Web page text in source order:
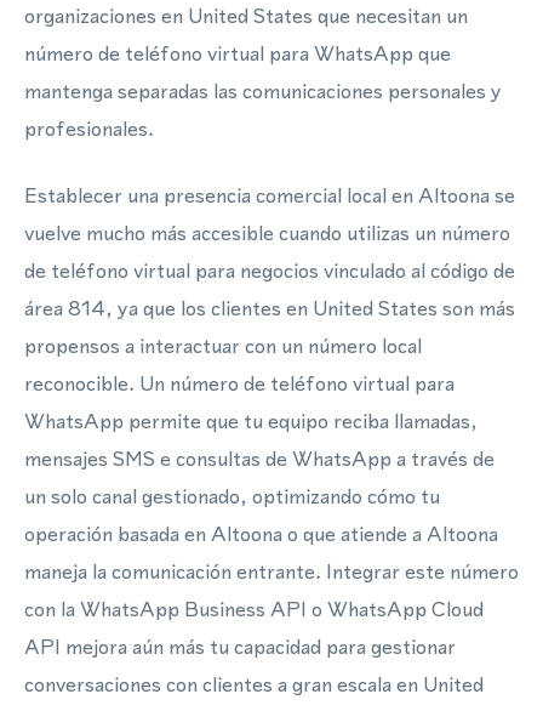
organizaciones en United States que necesitan un
número de teléfono virtual para WhatsApp que
mantenga separadas las comunicaciones personales y
profesionales.
Establecer una presencia comercial local en Altoona se
vuelve mucho más accesible cuando utilizas un número
de teléfono virtual para negocios vinculado al código de
área 814, ya que los clientes en United States son más
propensos a interactuar con un número local
reconocible. Un número de teléfono virtual para
WhatsApp permite que tu equipo reciba llamadas,
mensajes SMS e consultas de WhatsApp a través de
un solo canal gestionado, optimizando cómo tu
operación basada en Altoona o que atiende a Altoona
maneja la comunicación entrante. Integrar este número
con la WhatsApp Business API o WhatsApp Cloud
API mejora aún más tu capacidad para gestionar
conversaciones con clientes a gran escala en United